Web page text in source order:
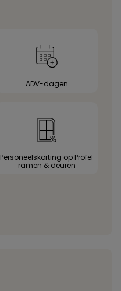
ADV-dagen
Personeelskorting op Profel
ramen & deuren